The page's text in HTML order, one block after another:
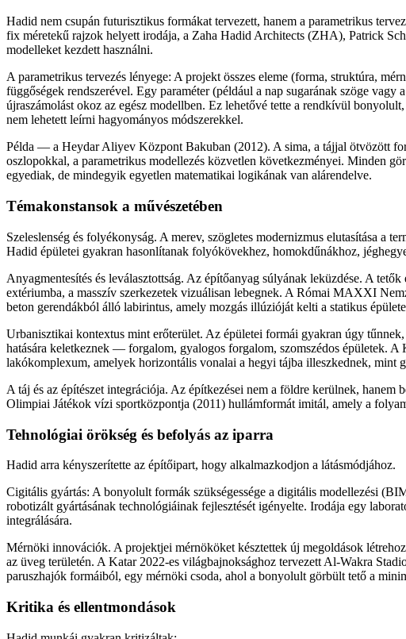
Hadid nem csupán futurisztikus formákat tervezett, hanem a parametrikus
fix méretekű rajzok helyett irodája, a Zaha Hadid Architects (ZHA), Patrick
modelleket kezdett használni.
A parametrikus tervezés lényege: A projekt összes eleme (forma, struktúra,
függőségek rendszerével. Egy paraméter (például a nap sugarának szöge vagy
újraszámolást okoz az egész modellben. Ez lehetővé tette a rendkívül
nem lehetett leírni hagyományos módszerekkel.
Példa — a Heydar Aliyev Központ Bakuban (2012). A sima, a tájjal ötvözött
oszlopokkal, a parametrikus modellezés közvetlen következményei. Minden
egyediak, de mindegyik egyetlen matematikai logikának van alárendelve.
Témakonstansok a művészetében
Szeleslenség és folyékonyság. A merev, szögletes modernizmus elutasítása a
Hadid épületei gyakran hasonlítanak folyókövekhez, homokdűnákhoz,
Anyagmentesítés és leválasztottság. Az építőanyag súlyának leküzdése. A
extériumba, a masszív szerkezetek vizuálisan lebegnek. A Római MAXXI
beton gerendákból álló labirintus, amely mozgás illúzióját kelti a statikus
Urbanisztikai kontextus mint erőterület. Az épületei formái gyakran úgy
hatására keletkeznek — forgalom, gyalogos forgalom, szomszédos épületek.
lakókomplexum, amelyek horizontális vonalai a hegyi tájba illeszkednek, mint
A táj és az építészet integrációja. Az építkezései nem a földre kerülnek,
Olimpiai Játékok vízi sportközpontja (2011) hullámformát imitál, amely a
Tehnológiai örökség és befolyás az iparra
Hadid arra kényszerítette az építőipart, hogy alkalmazkodjon a látásmódjához.
Cigitális gyártás: A bonyolult formák szükségessége a digitális modellezési
robotizált gyártásának technológiáinak fejlesztését igényelte. Irodája egy
integrálására.
Mérnöki innovációk. A projektjei mérnököket késztettek új megoldások
az üveg területén. A Katar 2022-es világbajnoksághoz tervezett Al-Wakra
paruszhajók formáiból, egy mérnöki csoda, ahol a bonyolult görbült tető a
Kritika és ellentmondások